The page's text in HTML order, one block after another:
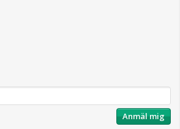
Anmäl mig